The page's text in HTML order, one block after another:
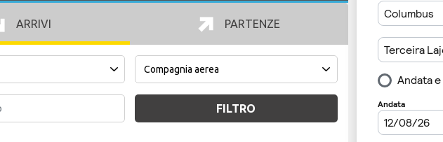
ARRIVI PARTENZE
FILTRO